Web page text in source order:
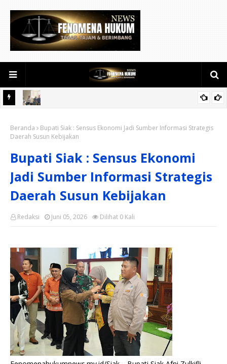
Saat Puluhan Awak Media Hadir Dalam Rangka Acara Rutin Grup
Info Lalu Lintas sekaligus Doa Syukuran Menempati Rumah.
Beranda
Bupati Siak : Sensus Ekonomi Jadi Sumber Informasi Strategis
Daerah Susun Kebijakan
Bupati Siak : Sensus Ekonomi
Jadi Sumber Informasi Strategis
Daerah Susun Kebijakan
Redaksi Dilihat 0 Kali
Juni 05, 2026